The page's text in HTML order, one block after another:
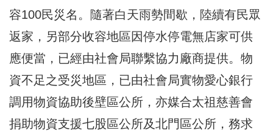
容100民災名。隨著白天雨勢間歇，陸續有民眾
返家，另部分收容地區因停水停電無店家可供
應便當，已經由社會局聯繫協力廠商提供。物
資不足之受災地區，已由社會局實物愛心銀行
調用物資協助後壁區公所，亦媒合太祖慈善會
捐助物資支援七股區公所及北門區公所，務求